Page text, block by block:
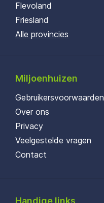
Flevoland
Friesland
Alle provincies
Miljoenhuizen
Gebruikersvoorwaarden
Over ons
Privacy
Veelgestelde vragen
Contact